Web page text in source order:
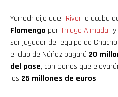
Yarroch dijo que “River le acaba
Flamengo porThiago Almada”
ser jugador del equipo de
el club de Núñez pagará 20
del pase, con bonos que
los 25 millones de euros.